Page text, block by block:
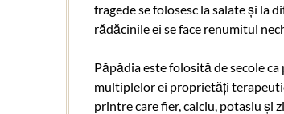
fragede se folosesc la salate și la
rădăcinile ei se face renumitul
Păpădia este folosită de secole
multiplelor ei proprietăți
printre care fier, calciu, potasiu și